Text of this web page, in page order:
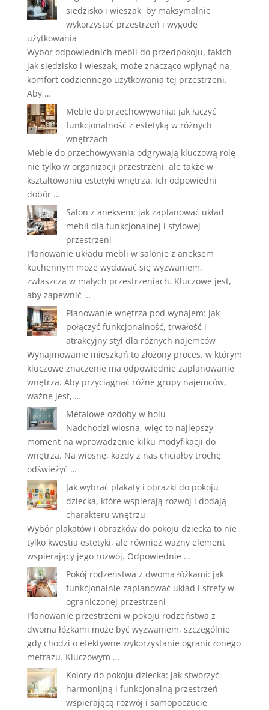
siedzisko i wieszak, by maksymalnie
wykorzystać przestrzeń i wygodę
użytkowania
Wybór odpowiednich mebli do przedpokoju, takich
jak siedzisko i wieszak, może znacząco wpłynąć na
komfort codziennego użytkowania tej przestrzeni.
Aby …
Meble do przechowywania: jak łączyć
funkcjonalność z estetyką w różnych
wnętrzach
Meble do przechowywania odgrywają kluczową rolę
nie tylko w organizacji przestrzeni, ale także w
kształtowaniu estetyki wnętrza. Ich odpowiedni
dobór …
Salon z aneksem: jak zaplanować układ
mebli dla funkcjonalnej i stylowej
przestrzeni
Planowanie układu mebli w salonie z aneksem
kuchennym może wydawać się wyzwaniem,
zwłaszcza w małych przestrzeniach. Kluczowe jest,
aby zapewnić …
Planowanie wnętrza pod wynajem: jak
połączyć funkcjonalność, trwałość i
atrakcyjny styl dla różnych najemców
Wynajmowanie mieszkań to złożony proces, w którym
kluczowe znaczenie ma odpowiednie zaplanowanie
wnętrza. Aby przyciągnąć różne grupy najemców,
ważne jest, …
Metalowe ozdoby w holu
Nadchodzi wiosna, więc to najlepszy
moment na wprowadzenie kilku modyfikacji do
wnętrza. Na wiosnę, każdy z nas chciałby trochę
odświeżyć …
Jak wybrać plakaty i obrazki do pokoju
dziecka, które wspierają rozwój i dodają
charakteru wnętrzu
Wybór plakatów i obrazków do pokoju dziecka to nie
tylko kwestia estetyki, ale również ważny element
wspierający jego rozwój. Odpowiednie …
Pokój rodzeństwa z dwoma łóżkami: jak
funkcjonalnie zaplanować układ i strefy w
ograniczonej przestrzeni
Planowanie przestrzeni w pokoju rodzeństwa z
dwoma łóżkami może być wyzwaniem, szczególnie
gdy chodzi o efektywne wykorzystanie ograniczonego
metrażu. Kluczowym …
Kolory do pokoju dziecka: jak stworzyć
harmonijną i funkcjonalną przestrzeń
wspierającą rozwój i samopoczucie